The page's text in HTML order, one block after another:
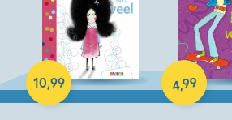
10,99
Hardcover
4,99
E-book